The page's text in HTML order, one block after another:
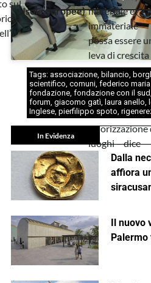
sul
a
Isole europee) materiale e
immateriale
possa essere
leva di crescita
della
che la
possa essere
chiave di
valorizzazione
luoghi – dice
Tags: associazione, bilancio
scientifico comuni, federico
fondazione, fondazione con il sud
forum giacomo gatì laura anello
Inglese, pierfilippo spoto
In Evidenza
Dalla
affiora
Il nuovo
Palermo